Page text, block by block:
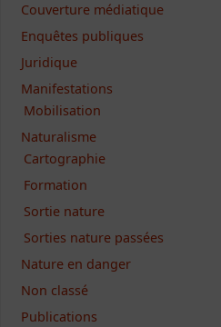
Couverture médiatique
Enquêtes publiques
Juridique
Manifestations
Mobilisation
Naturalisme
Cartographie
Formation
Sortie nature
Sorties nature passées
Nature en danger
Non classé
Publications